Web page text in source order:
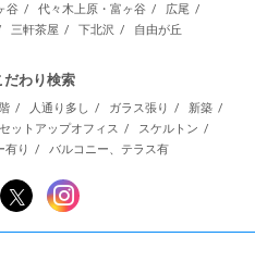
谷 代々木上原・富ヶ谷
広尾
三軒茶屋 下北沢 自由が丘
だわり検索
人通り多し ガラス張り
新築
セットアップオフィス
スケルトン
有り バルコニー、テラス有